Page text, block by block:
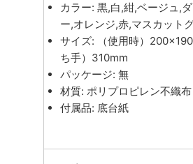
カラー: 黒,白,紺,ベージュ,
ー,オレンジ,赤,マスカット
サイズ: （使用時）
ち手）310mm
パッケージ: 無
材質: ポリプロピレン不織
付属品: 底台紙